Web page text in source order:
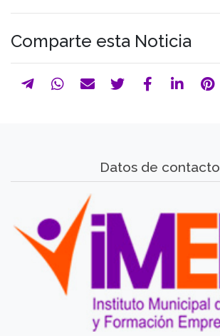
Comparte esta Noticia
Datos de contacto